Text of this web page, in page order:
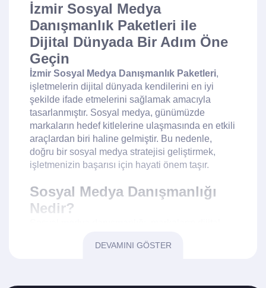
İzmir Sosyal Medya
Danışmanlık Paketleri ile
Dijital Dünyada Bir Adım Öne
Geçin
İzmir Sosyal Medya Danışmanlık Paketleri,
işletmelerin dijital dünyada kendilerini en iyi
şekilde ifade etmelerini sağlamak amacıyla
tasarlanmıştır. Sosyal medya, günümüzde
markaların hedef kitlelerine ulaşmasında en etkili
araçlardan biri haline gelmiştir. Bu nedenle,
doğru bir sosyal medya stratejisi geliştirmek,
işletmenizin başarısı için hayati önem taşır.
Sosyal Medya Danışmanlığı
Nedir?
yardımcı olan profesyonel bir hizmettir.
DEVAMINI GÖSTER